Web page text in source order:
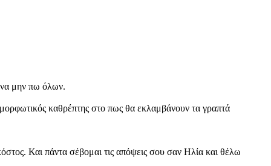
να μην πω όλων.
καθρέπτης στο πως θα εκλαμβάνουν τα γραπτά
Και πάντα σέβομαι τις απόψεις σου σαν Ηλία και θέλω